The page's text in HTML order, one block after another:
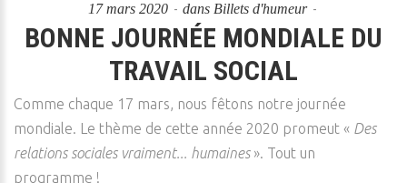
17 mars 2020 dans Billets d'humeur
BONNE JOURNÉE MONDIALE DU
TRAVAIL SOCIAL
Comme chaque 17 mars, nous fêtons notre journée
mondiale. Le thème de cette année 2020 promeut « Des
relations sociales vraiment... humaines». Tout un
programme !